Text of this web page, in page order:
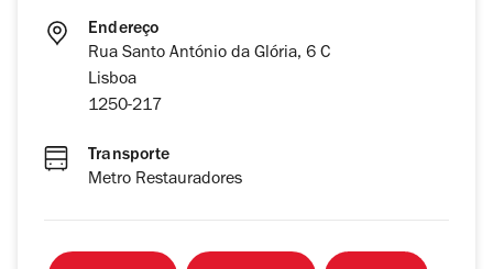
Endereço
Rua Santo António da Glória, 6 C
Lisboa
1250-217
Transporte
Metro Restauradores